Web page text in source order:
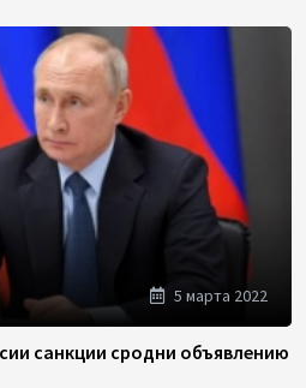
5 марта 2022
санкции сродни объявлению